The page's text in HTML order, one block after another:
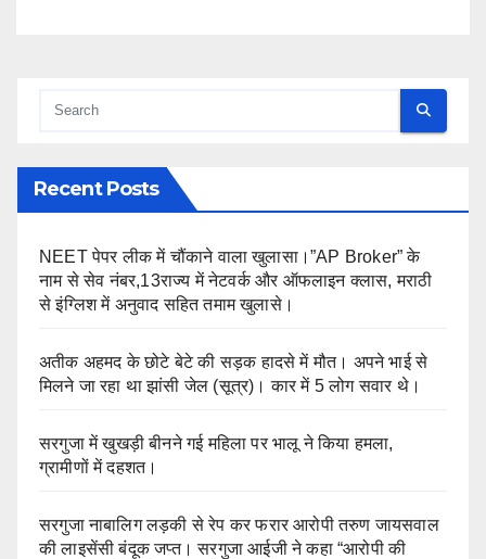
Recent Posts
NEET पेपर लीक में चौंकाने वाला खुलासा।”AP Broker” के
नाम से सेव नंबर,13राज्य में नेटवर्क और ऑफलाइन क्लास, मराठी
से इंग्लिश में अनुवाद सहित तमाम खुलासे।
अतीक अहमद के छोटे बेटे की सड़क हादसे में मौत। अपने भाई से
मिलने जा रहा था झांसी जेल (सूत्र)। कार में 5 लोग सवार थे।
सरगुजा में खुखड़ी बीनने गई महिला पर भालू ने किया हमला,
ग्रामीणों में दहशत।
सरगुजा नाबालिग लड़की से रेप कर फरार आरोपी तरुण जायसवाल
की लाइसेंसी बंदूक जप्त। सरगुजा आईजी ने कहा “आरोपी की